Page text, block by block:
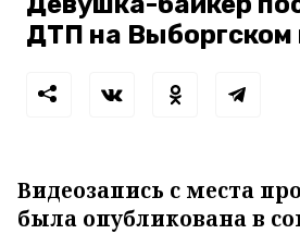
ДТП на Выборгском
Видеозапись с места
была опубликована в